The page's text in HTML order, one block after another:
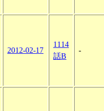
2012-02-17
1114
話B
-